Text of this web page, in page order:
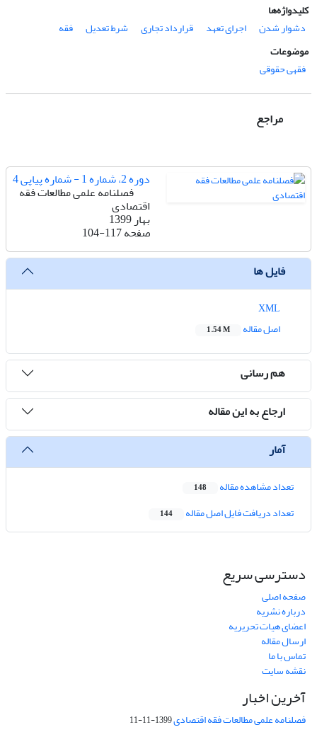
کلیدواژه‌ها
دشوار شدن
اجرای تعهد قرارداد تجاری شرط تعدیل
فقه
موضوعات
فقهی حقوقی
مراجع
دوره 2، شماره 1 - شماره پیاپی 4
فصلنامه علمی مطالعات فقه
اقتصادی
بهار 1399
صفحه104-117
فایل ها
اصل مقاله
1.54 M
هم رسانی
ارجاع به این مقاله
آمار
تعداد مشاهده مقاله 148
تعداد دریافت فایل اصل مقاله 144
دسترسی سریع
صفحه اصلی
درباره نشریه
اعضای هیات تحریریه
ارسال مقاله
تماس با ما
نقشه سایت
آخرین اخبار
فصلنامه علمی مطالعات فقه اقتصادی1399-11-11